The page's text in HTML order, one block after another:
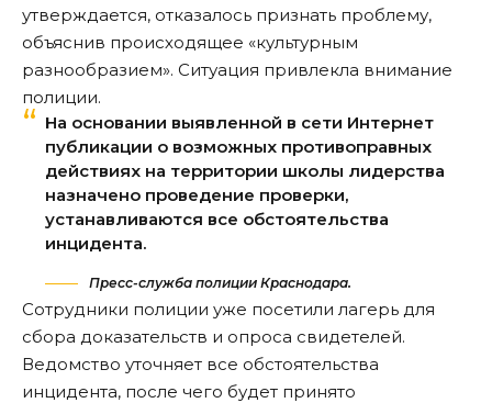
утверждается, отказалось признать проблему,
объяснив происходящее «культурным
разнообразием». Ситуация привлекла внимание
полиции.
На основании выявленной в сети Интернет
публикации о возможных противоправных
действиях на территории школы лидерства
назначено проведение проверки,
устанавливаются все обстоятельства
инцидента.
Пресс-служба полиции Краснодара.
Сотрудники полиции уже посетили лагерь для
сбора доказательств и опроса свидетелей.
Ведомство уточняет все обстоятельства
инцидента, после чего будет принято